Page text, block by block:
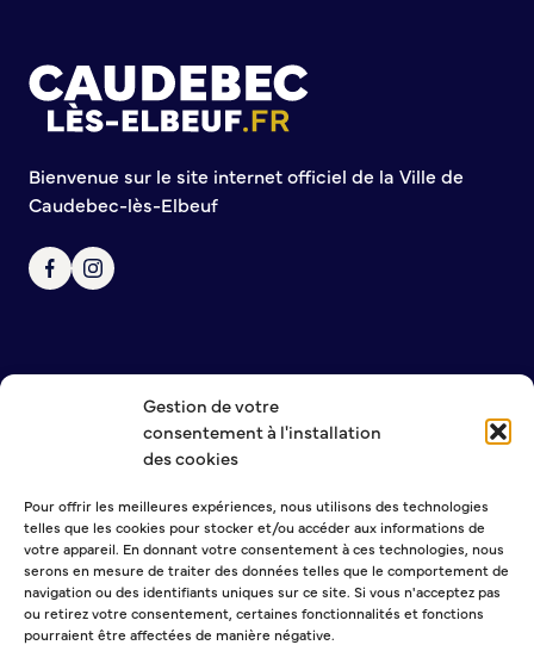
Gestion de votre
consentement à l'installation
des cookies
Pour offrir les meilleures expériences, nous utilisons des technologies
telles que les cookies pour stocker et/ou accéder aux informations de
votre appareil. En donnant votre consentement à ces technologies, nous
serons en mesure de traiter des données telles que le comportement de
navigation ou des identifiants uniques sur ce site. Si vous n'acceptez pas
ou retirez votre consentement, certaines fonctionnalités et fonctions
pourraient être affectées de manière négative.
Bienvenue sur le site internet officiel de la Ville de
Caudebec-lès-Elbeuf
NOUS CONTACTER
MENTIONS LÉGALES
POLITIQUE DE CONFIDENTIALITÉ
NEWSLETTER